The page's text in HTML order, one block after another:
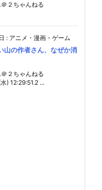
２ちゃんねる
: アニメ・漫画・ゲーム
山の作者さん、なぜか消
２ちゃんねる
) 12:29:51.2 ...